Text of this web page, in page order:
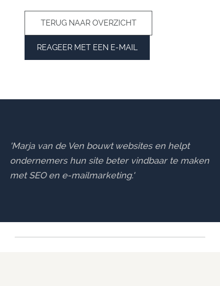
TERUG NAAR OVERZICHT
REAGEER MET EEN E-MAIL
'Marja van de Ven bouwt websites en helpt
ondernemers hun site beter vindbaar te maken
met SEO en e-mailmarketing.'